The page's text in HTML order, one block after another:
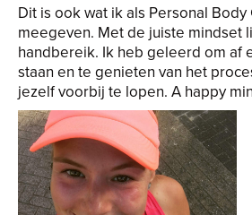
Dit is ook wat ik als Personal Body
meegeven. Met de juiste mindset
handbereik. Ik heb geleerd om af
staan en te genieten van het
jezelf voorbij te lopen. A happy